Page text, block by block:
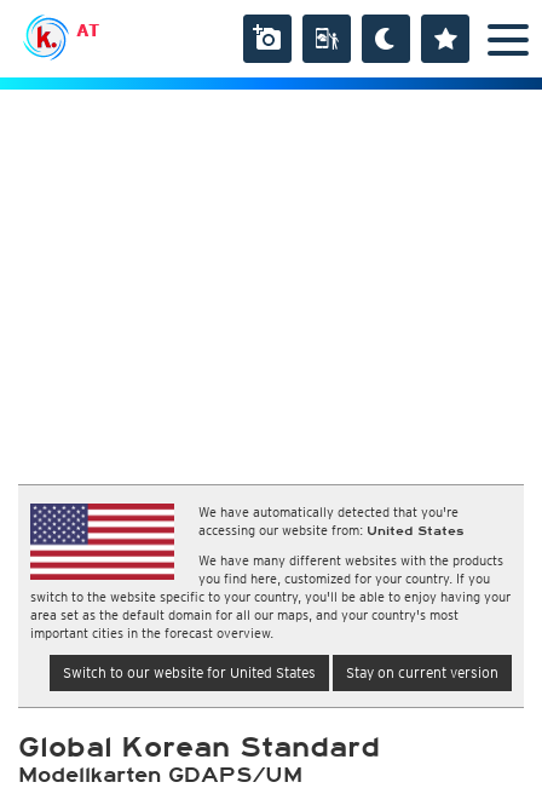
AT
We have automatically detected that you're
accessing our website from: United States
We have many different websites with the products
you find here, customized for your country. If you
switch to the website specific to your country, you'll be able to enjoy having your
area set as the default domain for all our maps, and your country's most
important cities in the forecast overview.
Switch to our website for United States Stay on current version
Global Korean Standard
Modellkarten GDAPS/UM